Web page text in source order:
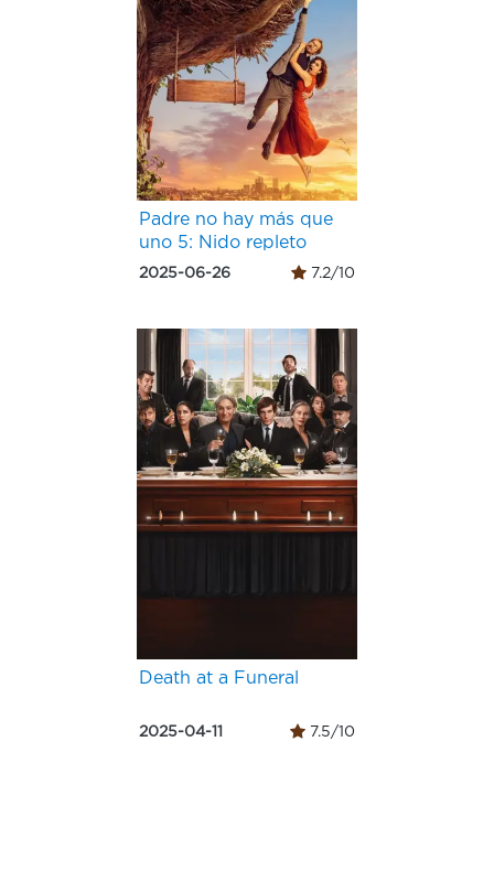
Padre no hay más que
uno 5: Nido repleto
2025-06-26 7.2/10
Death at a Funeral
2025-04-11 7.5/10